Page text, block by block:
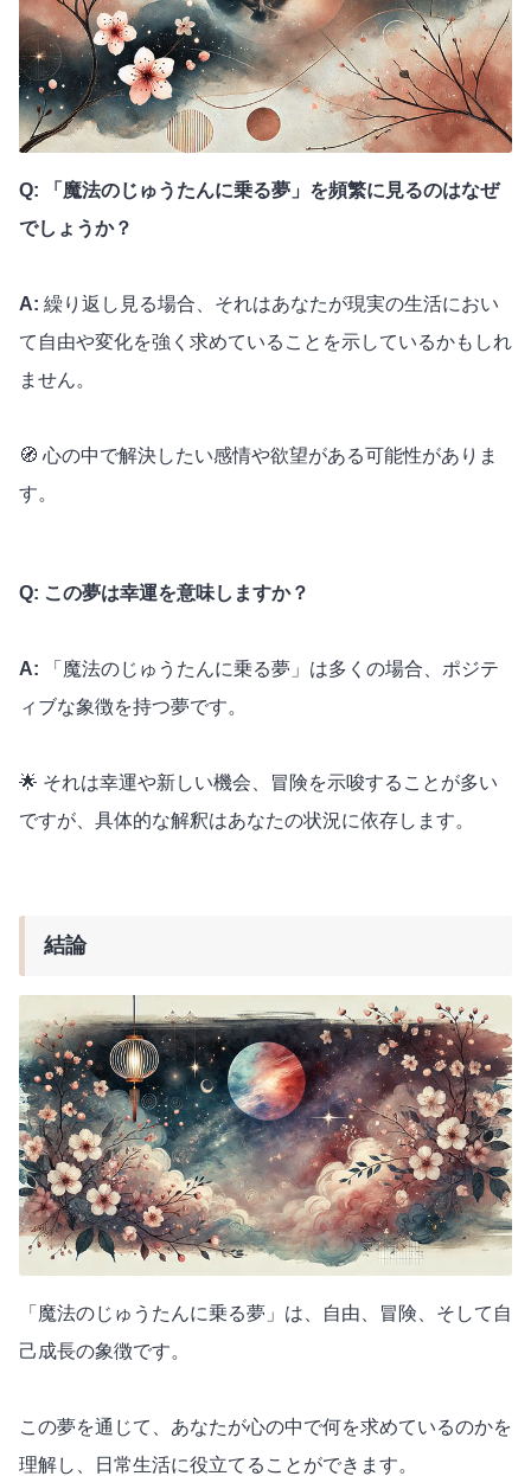
Q: 「魔法のじゅうたんに乗る夢」を頻繁に見るのはなぜ
でしょうか？
A: 繰り返し見る場合、それはあなたが現実の生活におい
て自由や変化を強く求めていることを示しているかもしれ
ません。
🧭 心の中で解決したい感情や欲望がある可能性がありま
す。
Q: この夢は幸運を意味しますか？
A:
「魔法のじゅうたんに乗る夢」は多くの場合、ポジテ
ィブな象徴を持つ夢です。
🌟 それは幸運や新しい機会、冒険を示唆することが多い
ですが、具体的な解釈はあなたの状況に依存します。
結論
「魔法のじゅうたんに乗る夢」は、自由、冒険、そして自
己成長の象徴です。
この夢を通じて、あなたが心の中で何を求めているのかを
理解し、日常生活に役立てることができます。